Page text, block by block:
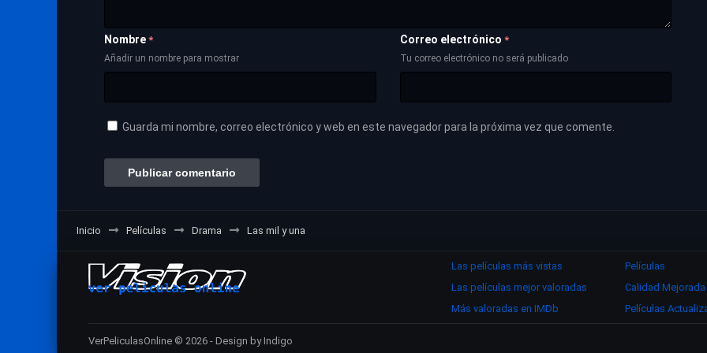
Nombre *
Añadir un nombre para mostrar
Correo electrónico *
Tu correo electrónico no será publicado
Guarda mi nombre, correo electrónico y web en este navegador para la próxima vez que comente.
Inicio Películas Drama Las mil y una
Las películas más vistas
Las películas mejor valoradas
Más valoradas en IMDb
Películas
Calidad Mejorada
Películas
VerPeliculasOnline © 2026 - Design by Indigo